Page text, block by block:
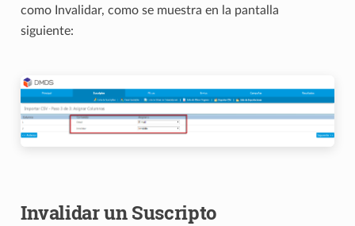
como Invalidar, como se muestra en la pantalla
siguiente:
Invalidar un Suscripto